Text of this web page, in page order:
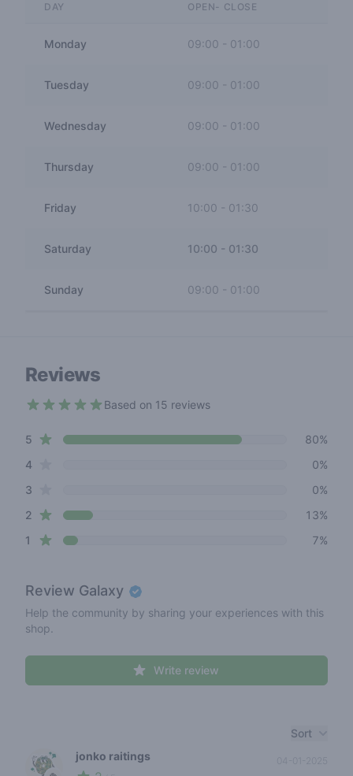
DAY OPEN- CLOSE
Monday 09:00 - 01:00
Tuesday 09:00 01:00
Wednesday 09:00 - 01:00
Thursday 09:00 01:00
Friday 10:00 - 01:30
Saturday 10:00 - 01:30
Sunday 09:00 - 01:00
Reviews
Based on 15 reviews
Review data
5 star reviews
80%
4star reviews
0%
3
0%
2 star reviews
13%
1 star reviews 7%
Review Galaxy
Help the community by sharing your experiences with this
shop.
Write review
Sort
jonko raitings